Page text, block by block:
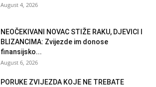
August 4, 2026
NEOČEKIVANI NOVAC STIŽE RAKU, DJEVICI I
BLIZANCIMA: Zvijezde im donose
finansijsko...
August 6, 2026
PORUKE ZVIJEZDA KOJE NE TREBATE